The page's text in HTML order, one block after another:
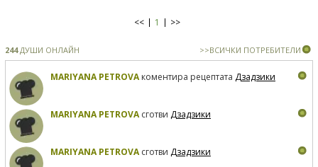
<< 1 >>
244ДУШИ ОНЛАЙН >>ВСИЧКИ ПОТРЕБИТЕЛИ
MARIYANA PETROVAкоментира рецептата Дзадзики
MARIYANA PETROVAсготви Дзадзики
MARIYANA PETROVAсготви Дзадзики